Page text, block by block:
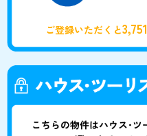
ご登録いただくと3,751